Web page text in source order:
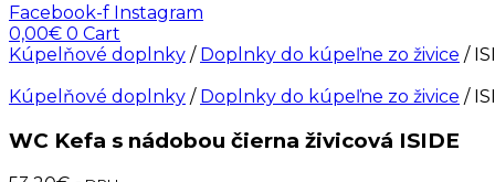
Facebook-f Instagram
0,00€ 0 Cart
Kúpelňové doplnky / Doplnky do kúpeľne zo živice /
Kúpelňové doplnky / Doplnky do kúpeľne zo živice /
WC Kefa s nádobou čierna živicová ISIDE